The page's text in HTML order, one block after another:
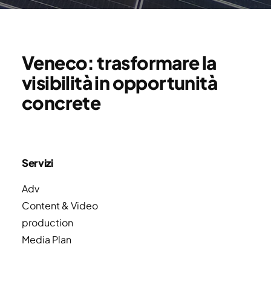
Veneco: trasformare la
visibilità in opportunità
concrete
Servizi
Adv
Content & Video
production
Media Plan